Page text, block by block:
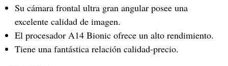
Su cámara frontal ultra gran angular posee una
excelente calidad de imagen.
El procesador A14 Bionic ofrece un alto rendimiento.
Tiene una fantástica relación calidad-precio.